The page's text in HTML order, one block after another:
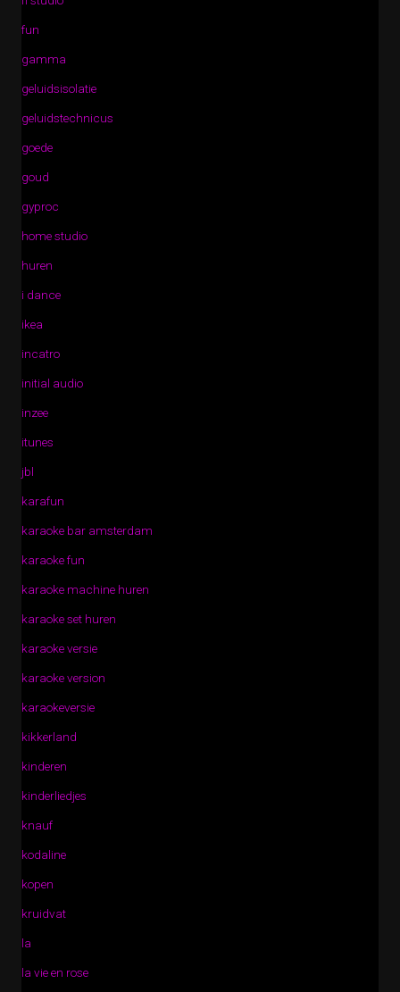
fun
gamma
geluidsisolatie
geluidstechnicus
goede
goud
gyproc
home studio
huren
i dance
ikea
incatro
initial audio
inzee
itunes
jbl
karafun
karaoke bar amsterdam
karaoke fun
karaoke machine huren
karaoke set huren
karaoke versie
karaoke version
karaokeversie
kikkerland
kinderen
kinderliedjes
knauf
kodaline
kopen
kruidvat
la
la vie en rose